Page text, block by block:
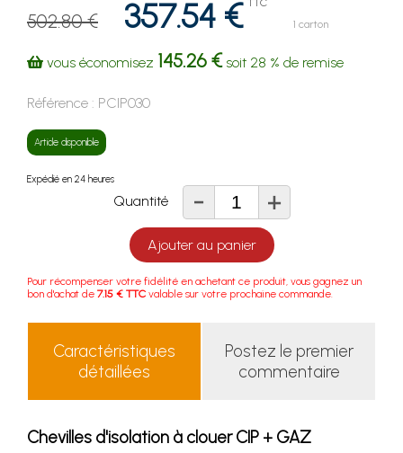
502.80 € 357.54 €
1 carton
vous économisez 145.26 €soit 28 % de remise
Référence : PCIP030
Article disponible
Expédié en 24 heures
Quantité - +
Ajouter au panier
Pour récompenser votre fidélité en achetant ce produit, vous gagnez un
bon d'achat de 7.15 € TTC valable sur votre prochaine commande.
Caractéristiques
détaillées
Postez le premier
commentaire
Chevilles d'isolation à clouer CIP + GAZ